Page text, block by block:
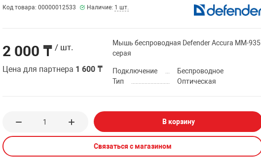
Код товара: 00000012533 Наличие: 1 шт.
2 000 ₸ / шт.
Цена для партнера 1 600 ₸
Мышь беспроводная Defender Accura MM-935
серая
Подключение
Беспроводное
Тип
Оптическая
В корзину
Связаться с магазином